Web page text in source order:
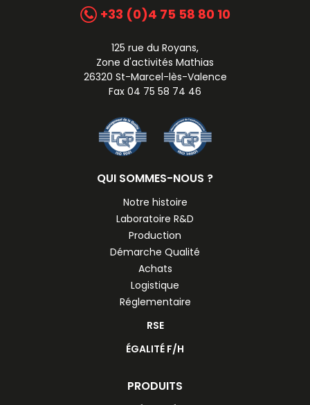
+33 (0)4 75 58 80 10
125 rue du Royans,
Zone d'activités Mathias
26320 St-Marcel-lès-Valence
Fax 04 75 58 74 46
QUI SOMMES-NOUS ?
Notre histoire
Laboratoire R&D
Production
Démarche Qualité
Achats
Logistique
Réglementaire
RSE
ÉGALITÉ F/H
PRODUITS